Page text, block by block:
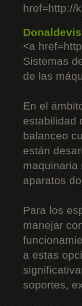
href=http://
<a
Sistemas
de las
En el
estabilidad
balanceo
están
maquinaria
aparatos
Para los
manejar
a estas
soportes,